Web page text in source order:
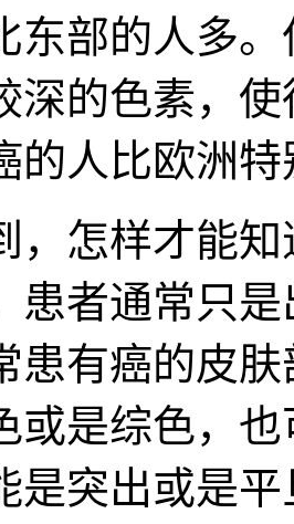
东部的人多
深的色素，
的人比欧洲
，怎样才能
患者通常只
患有癌的皮
或是综色，
是突出或是